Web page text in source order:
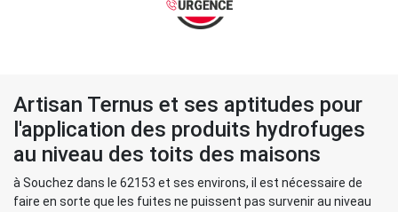
Artisan Ternus et ses aptitudes pour
l'application des produits hydrofuges
au niveau des toits des maisons
à Souchez dans le 62153 et ses environs, il est nécessaire de
faire en sorte que les fuites ne puissent pas survenir au niveau